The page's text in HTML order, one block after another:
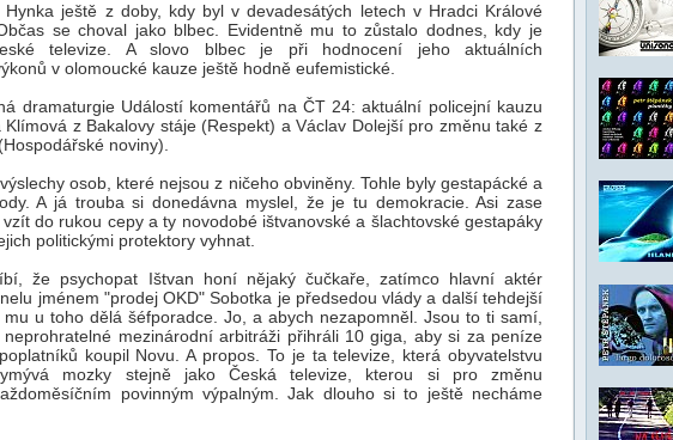
Hynka ještě z doby, kdy byl v devadesátých letech v Hradci Králové
se choval jako blbec. Evidentně mu to zůstalo dodnes, kdy je
televize. A slovo blbec je při hodnocení jeho aktuálních
v olomoucké kauze ještě hodně eufemistické.
dramaturgie Událostí komentářů na ČT 24: aktuální policejní kauzu
Klímová z Bakalovy stáje (Respekt) a Václav Dolejší pro změnu také z
noviny).
osob, které nejsou z ničeho obviněny. Tohle byly gestapácké a
A já trouba si donedávna myslel, že je tu demokracie. Asi zase
do rukou cepy a ty novodobé ištvanovské a šlachtovské gestapáky
politickými protektory vyhnat.
že psychopat Ištvan honí nějaký čučkaře, zatímco hlavní aktér
jménem "prodej OKD" Sobotka je předsedou vlády a další tehdejší
u toho dělá šéfporadce. Jo, a abych nezapomněl. Jsou to ti samí,
mezinárodní arbitráži přihráli 10 giga, aby si za peníze
koupil Novu. A propos. To je ta televize, která obyvatelstvu
mozky stejně jako Česká televize, kterou si pro změnu
povinným výpalným. Jak dlouho si to ještě necháme